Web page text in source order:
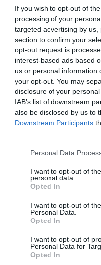
If you wish to opt-out of
processing of your
targeted advertising by
section to confirm your
opt-out request is
interest-based ads based
us or personal information
your opt-out. You may
disclosure of your
IAB’s list of downstream
also be disclosed by us to
Downstream Participants
Please note that this
not limited to your visit or
grant or deny consent to
use your data for below
consent section.
Personal Data
I want to opt-out of
personal data.
Opted In
I want to opt-out of
Personal Data.
Opted In
I want to opt-out of
Personal Data for
Opted In
Sooryavanshicon
reale.
Con cinque T20 e tre
luglioe il19 luglio
degli appuntamenti
resterà da vedere
gestiranno carichi
l’integrazione di
risultati concreti.
AUTORE
Andrea
Andrea
casual e
trasforma dati
Stadio
quell'appunto